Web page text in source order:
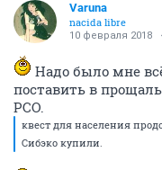
Varuna
nacida libre
10 февраля 2018
Надо было мне
поставить в
РСО.
квест для населения
Сибэко купили.